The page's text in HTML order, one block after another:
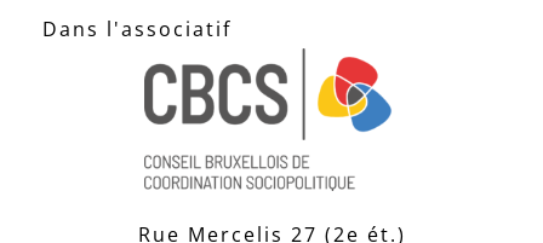
Dans l'associatif
Rue Mercelis 27 (2e ét.)